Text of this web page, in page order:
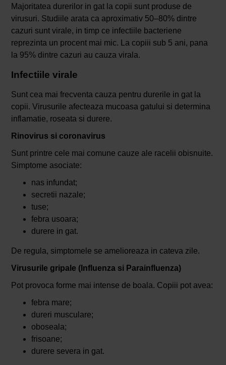
Majoritatea durerilor in gat la copii sunt produse de
virusuri. Studiile arata ca aproximativ 50–80% dintre
cazuri sunt virale, in timp ce infectiile bacteriene
reprezinta un procent mai mic. La copiii sub 5 ani, pana
la 95% dintre cazuri au cauza virala.
Infectiile virale
Sunt cea mai frecventa cauza pentru durerile in gat la
copii. Virusurile afecteaza mucoasa gatului si determina
inflamatie, roseata si durere.
Rinovirus si coronavirus
Sunt printre cele mai comune cauze ale racelii obisnuite.
Simptome asociate:
nas infundat;
secretii nazale;
tuse;
febra usoara;
durere in gat.
De regula, simptomele se amelioreaza in cateva zile.
Virusurile gripale (Influenza si Parainfluenza)
Pot provoca forme mai intense de boala. Copiii pot avea:
febra mare;
dureri musculare;
oboseala;
frisoane;
durere severa in gat.